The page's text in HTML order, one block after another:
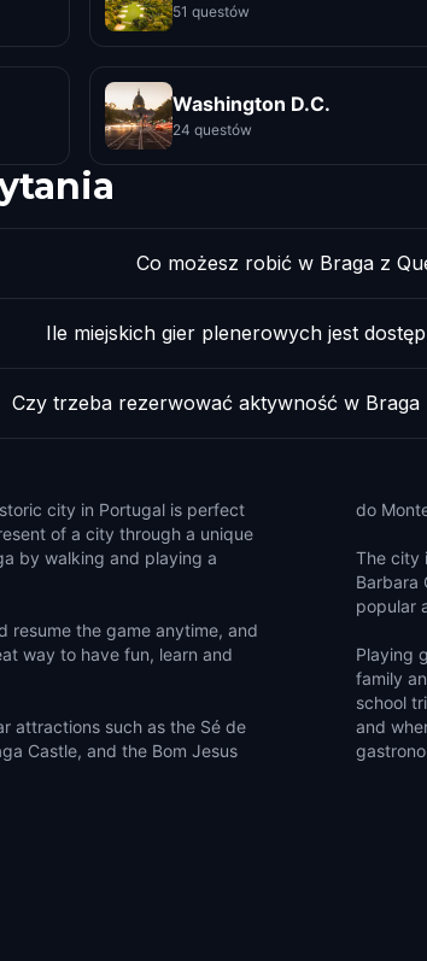
51 questów
Washington D.C.
24 questów
Co możesz robić w Braga z
Ile miejskich gier plenerowych jest
Czy trzeba rezerwować aktywność w Braga
city in Portugal is perfect
of a city through a unique
by walking and playing a
resume the game anytime, and
way to have fun, learn and
attractions such as the Sé de
Castle, and the Bom Jesus
do
The city
Barbara
popular
Playing
family
school
and